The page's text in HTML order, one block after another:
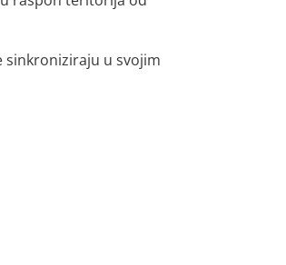
sinkroniziraju u svojim